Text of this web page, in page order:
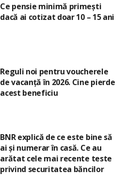
Ce pensie minimă primești
dacă ai cotizat doar 10 – 15 ani
Reguli noi pentru voucherele
de vacanță în 2026. Cine pierde
acest beneficiu
BNR explică de ce este bine să
ai și numerar în casă. Ce au
arătat cele mai recente teste
privind securitatea băncilor